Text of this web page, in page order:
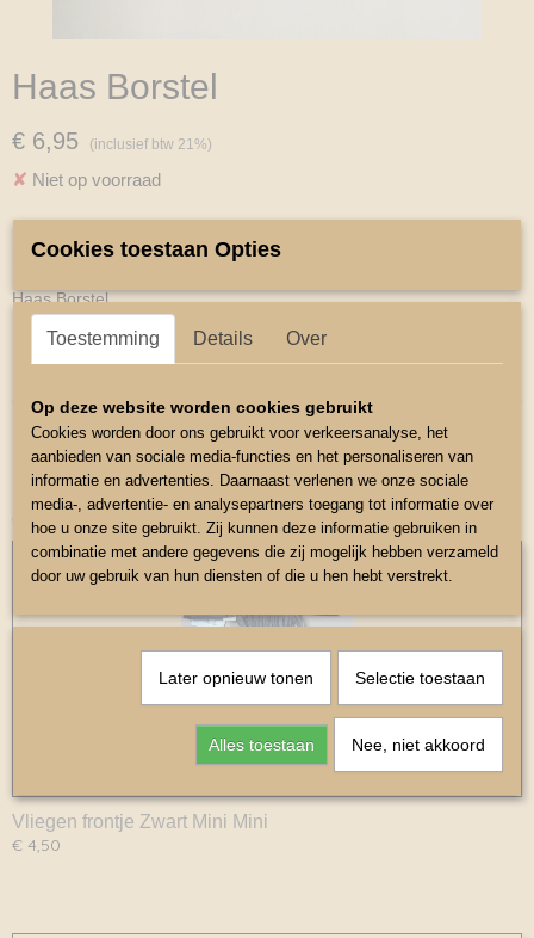
Haas Borstel
€ 6,95 (inclusief btw 21%)
✘ Niet op voorraad
Omschrijving
Haas Borstel
Fijne borstel voor manen en staart.
Ook interessant
Vliegen frontje Zwart Mini Mini
€ 4,50
Cookies toestaan Opties
Toestemming Details Over
Op deze website worden cookies gebruikt
Cookies worden door ons gebruikt voor verkeersanalyse, het
aanbieden van sociale media-functies en het personaliseren van
informatie en advertenties. Daarnaast verlenen we onze sociale
media-, advertentie- en analysepartners toegang tot informatie over
hoe u onze site gebruikt. Zij kunnen deze informatie gebruiken in
combinatie met andere gegevens die zij mogelijk hebben verzameld
door uw gebruik van hun diensten of die u hen hebt verstrekt.
Later opnieuw tonen Selectie toestaan
Alles toestaan Nee, niet akkoord